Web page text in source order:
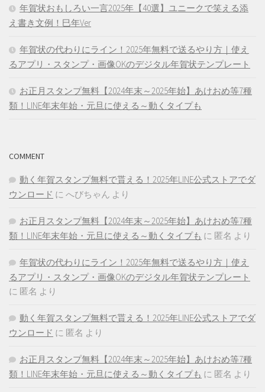
年賀状おもしろい一言2025年【40選】ユニークで笑える添
え書き文例！巳年Ver
年賀状の代わりにライン！2025年無料で送るやり方｜使え
るアプリ・スタンプ・画像OKのデジタル年賀状テンプレート
お正月スタンプ無料【2024年末～2025年始】あけおめ等7種
類！LINE年末年始・元旦に使える～動くタイプも
COMMENT
動く年賀スタンプ無料で貰える！2025年LINE公式ストアでダ
ウンロード に へびちゃん より
お正月スタンプ無料【2024年末～2025年始】あけおめ等7種
類！LINE年末年始・元旦に使える～動くタイプも に 匿名 より
年賀状の代わりにライン！2025年無料で送るやり方｜使え
るアプリ・スタンプ・画像OKのデジタル年賀状テンプレート
に 匿名 より
動く年賀スタンプ無料で貰える！2025年LINE公式ストアでダ
ウンロード に 匿名 より
お正月スタンプ無料【2024年末～2025年始】あけおめ等7種
類！LINE年末年始・元旦に使える～動くタイプも に 匿名 より